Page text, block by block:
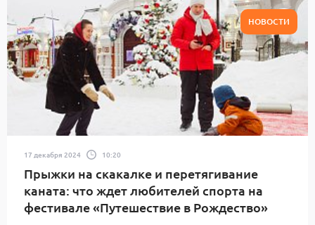
НОВОСТИ
17 декабря 2024 10:20
Прыжки на скакалке и перетягивание
каната: что ждет любителей спорта на
фестивале «Путешествие в Рождество»